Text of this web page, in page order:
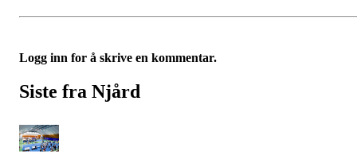
Logg inn for å skrive en kommentar.
Siste fra Njård